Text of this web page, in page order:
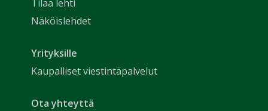
Tilaa lehti
Näköislehdet
Yrityksille
Kaupalliset viestintäpalvelut
Ota yhteyttä